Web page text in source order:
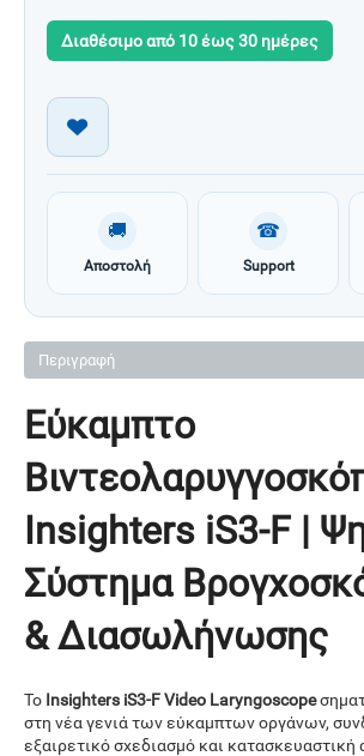
Διαθέσιμο από 10 έως 30 ημέρες
🚚
Αποστολή
☎
Support
Περιγραφή
Εύκαμπτο
Insighters iS3-F |
Σύστημα
& Διασωλήνωσης
Το Insighters iS3-F Video Laryngoscope
στη νέα γενιά των εύκαμπτων οργάνων,
εξαιρετικό σχεδιασμό και κατασκευαστική